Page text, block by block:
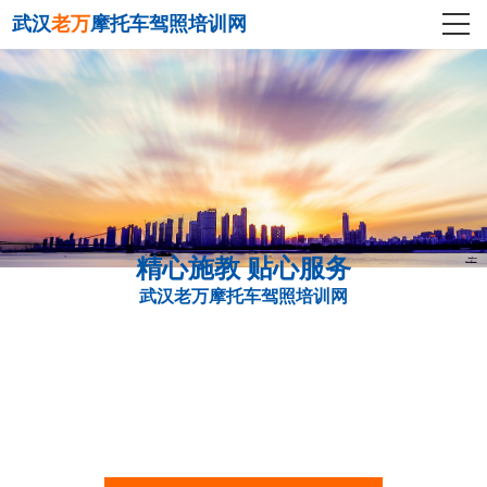
武汉老万摩托车驾照培训网
精心施教 贴心服务
武汉老万摩托车驾照培训网